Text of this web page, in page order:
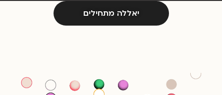
יאללה מתחילים